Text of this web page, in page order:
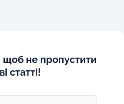
щоб не пропустити
статті!